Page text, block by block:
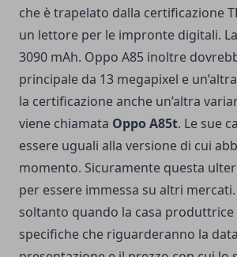
che è trapelato dalla certificazione
un lettore per le impronte digitali. La
3090 mAh. Oppo A85 inoltre
principale da 13 megapixel e
la certificazione anche un’altra
viene chiamata Oppo A85t. Le sue
essere uguali alla versione di cui
momento. Sicuramente questa
per essere immessa su altri
soltanto quando la casa
specifiche che riguarderanno la